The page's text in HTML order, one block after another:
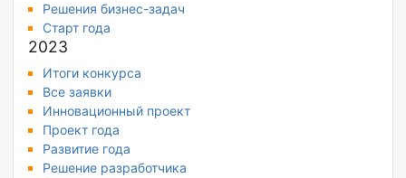
Решения бизнес-задач
Старт года
2023
Итоги конкурса
Все заявки
Инновационный проект
Проект года
Развитие года
Решение разработчика